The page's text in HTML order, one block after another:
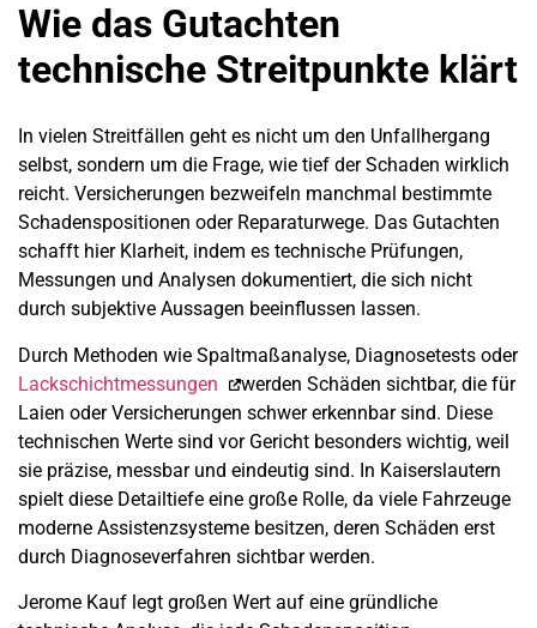
Wie das Gutachten
technische Streitpunkte klärt
In vielen Streitfällen geht es nicht um den Unfallhergang
selbst, sondern um die Frage, wie tief der Schaden wirklich
reicht. Versicherungen bezweifeln manchmal bestimmte
Schadenspositionen oder Reparaturwege. Das Gutachten
schafft hier Klarheit, indem es technische Prüfungen,
Messungen und Analysen dokumentiert, die sich nicht
durch subjektive Aussagen beeinflussen lassen.
Durch Methoden wie Spaltmaßanalyse, Diagnosetests oder
Lackschichtmessungen
werden Schäden sichtbar, die für
Laien oder Versicherungen schwer erkennbar sind. Diese
technischen Werte sind vor Gericht besonders wichtig, weil
sie präzise, messbar und eindeutig sind. In Kaiserslautern
spielt diese Detailtiefe eine große Rolle, da viele Fahrzeuge
moderne Assistenzsysteme besitzen, deren Schäden erst
durch Diagnoseverfahren sichtbar werden.
Jerome Kauf legt großen Wert auf eine gründliche